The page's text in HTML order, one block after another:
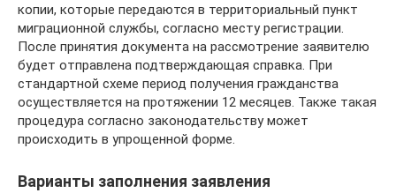
копии, которые передаются в территориальный пункт
миграционной службы, согласно месту регистрации.
После принятия документа на рассмотрение заявителю
будет отправлена подтверждающая справка. При
стандартной схеме период получения гражданства
осуществляется на протяжении 12 месяцев. Также такая
процедура согласно законодательству может
происходить в упрощенной форме.
Варианты заполнения заявления